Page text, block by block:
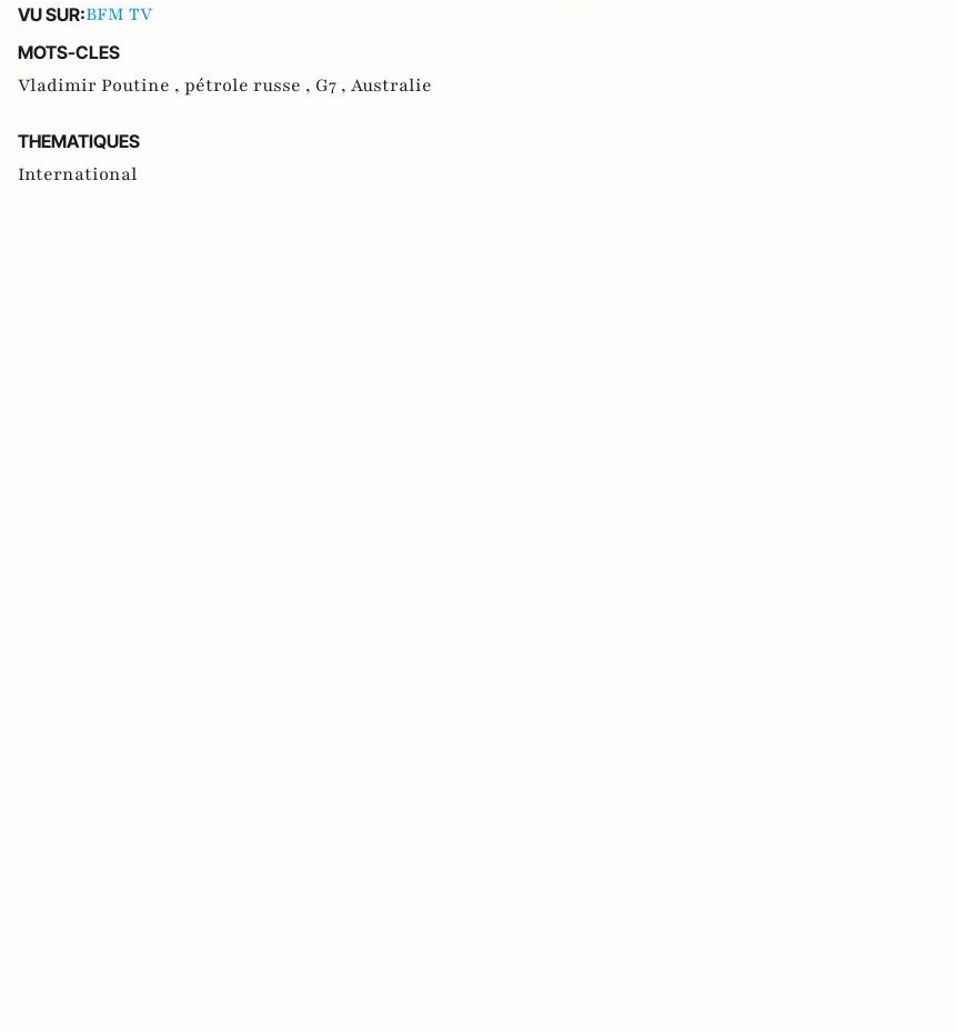
VU SUR:BFM TV
MOTS-CLES
Vladimir Poutine , pétrole russe , G7 , Australie
THEMATIQUES
International